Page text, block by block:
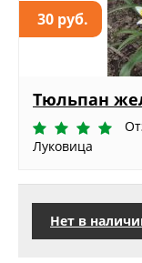
30 руб.
Тюльпан
Луковица
Нет в